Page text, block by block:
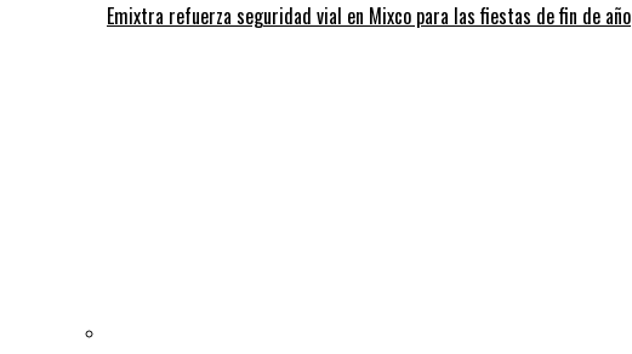
Emixtra refuerza seguridad vial en Mixco para las fiestas de fin de año